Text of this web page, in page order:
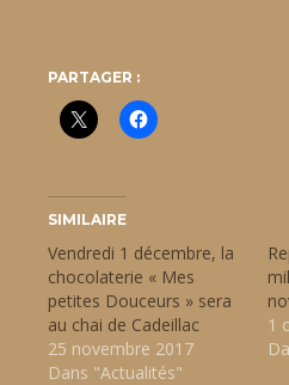
PARTAGER :
SIMILAIRE
Vendredi 1 décembre, la
chocolaterie « Mes
petites Douceurs » sera
au chai de Cadeillac
25 novembre 2017
Dans "Actualités"
1